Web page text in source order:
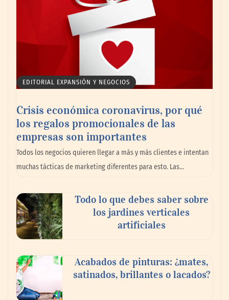
La omnicanalidad redefine la forma de
planear viajes en México
EDITORIAL EXPANSIÓN Y NEGOCIOS
Crisis económica coronavirus, por qué
los regalos promocionales de las
empresas son importantes
Todos los negocios quieren llegar a más y más clientes e intentan
muchas tácticas de marketing diferentes para esto. Las…
Todo lo que debes saber sobre
los jardines verticales
artificiales
Acabados de pinturas: ¿mates,
satinados, brillantes o lacados?